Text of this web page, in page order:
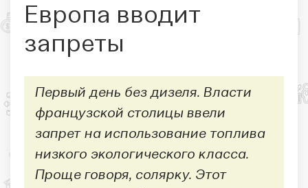
Европа вводит
запреты
Первый день без дизеля. Власти
французской столицы ввели
запрет на использование топлива
низкого экологического класса.
Проще говоря, солярку. Этот